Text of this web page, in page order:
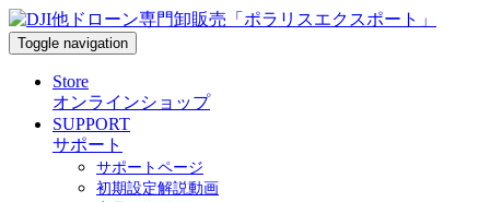
Toggle navigation
Store
オンラインショップ
SUPPORT
サポート
サポートページ
初期設定解説動画